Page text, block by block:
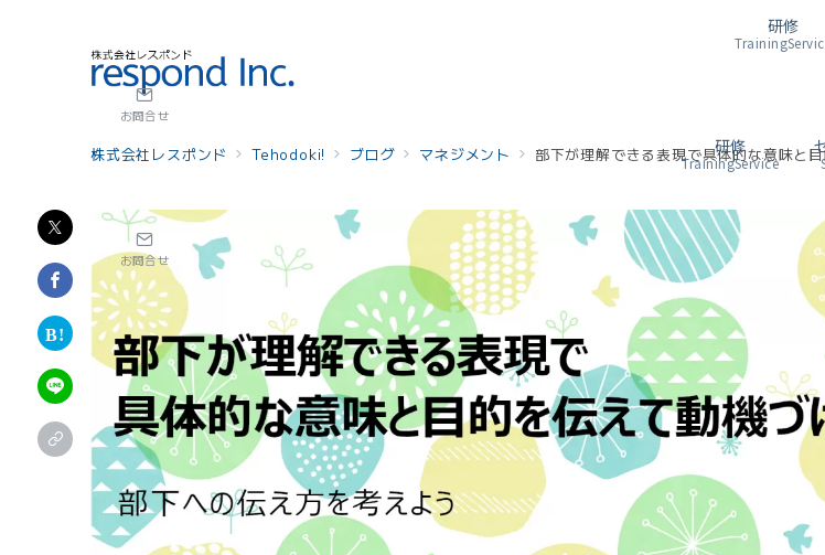
研修
TrainingService
お問合せ
研修
お問合せ
株式会社レスポンド Tehodoki! ブログ マネジメント 部下が理解できる表現で具体的な意味と